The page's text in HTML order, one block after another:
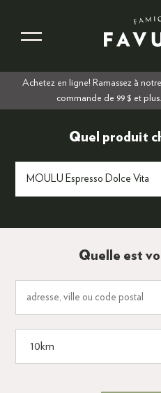
Achetez en ligne! Ramassez à
commande de 99 $ et plus.
Quel produit
Quelle est